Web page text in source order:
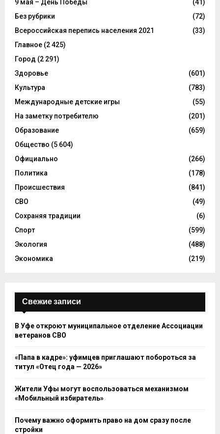
9 мая – День Победы
(41)
Без рубрики
(72)
Всероссийская перепись населения 2021
(33)
Главное (2 425)
Город (2 291)
Здоровье
(601)
Культура
(783)
Международные детские игры
(55)
На заметку потребителю
(201)
Образование
(659)
Общество (5 604)
Официально
(266)
Политика
(178)
Происшествия
(841)
СВО
(49)
Сохраняя традиции
(6)
Спорт
(599)
Экология
(488)
Экономика
(219)
Свежие записи
В Уфе откроют муниципальное отделение Ассоциации
ветеранов СВО
«Папа в кадре»: уфимцев приглашают побороться за
титул «Отец года — 2026»
Жители Уфы могут воспользоваться механизмом
«Мобильный избиратель»
Почему важно оформить право на дом сразу после
стройки